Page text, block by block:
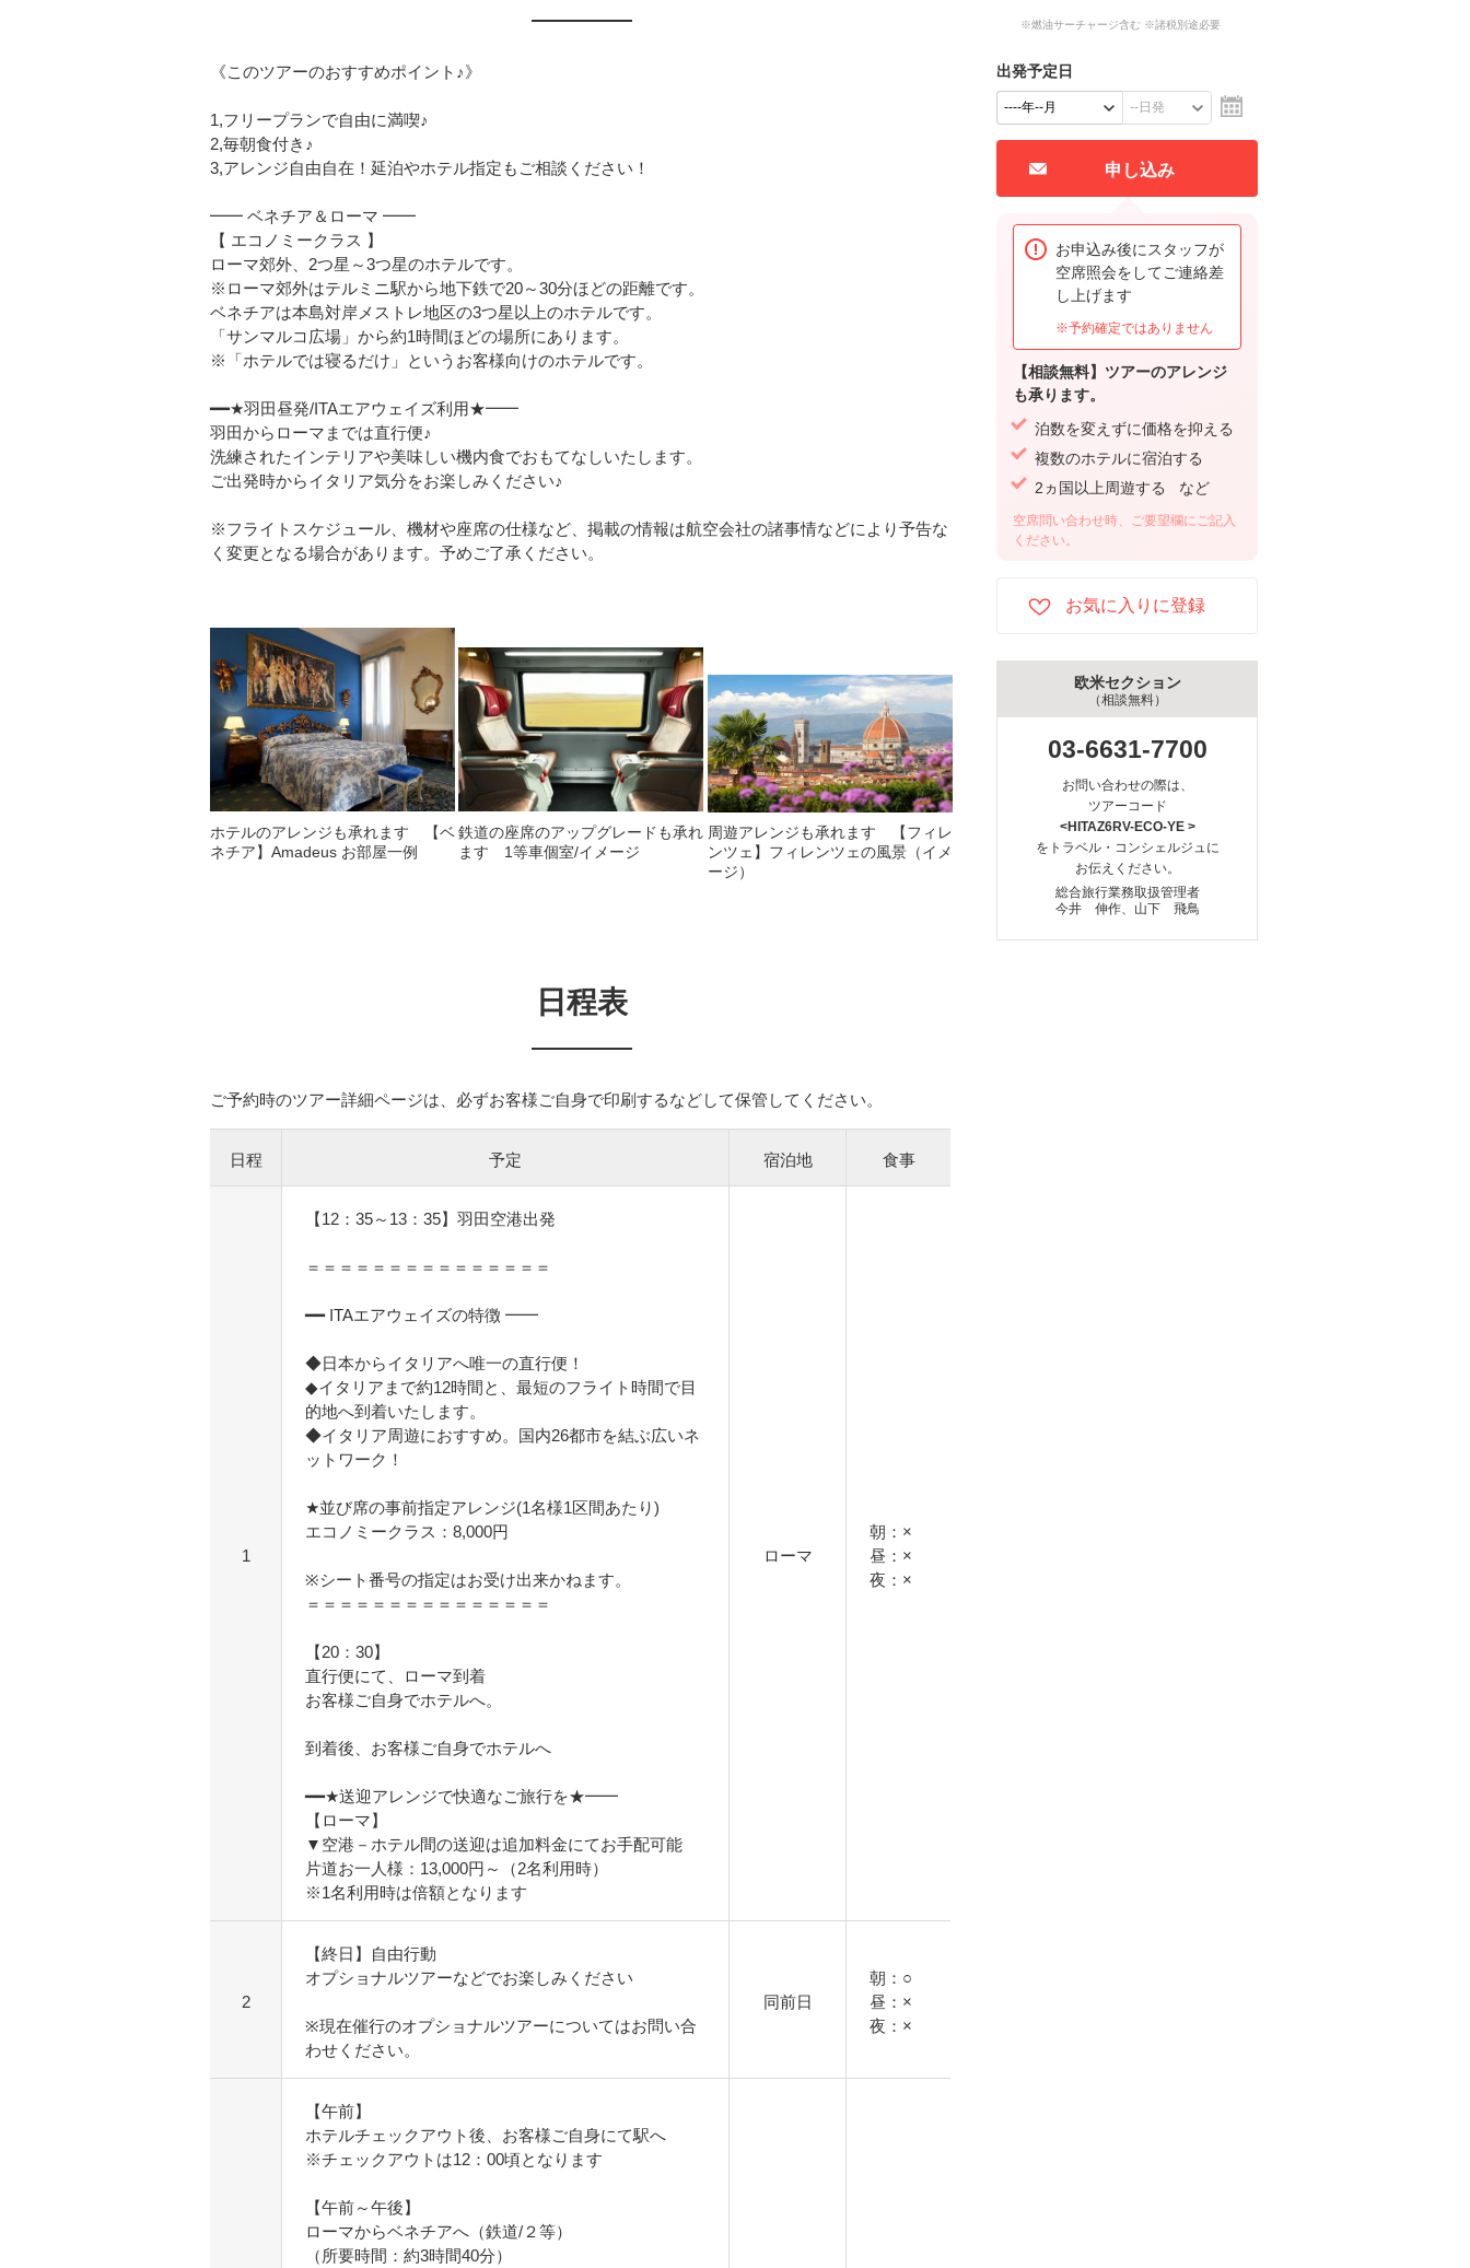
《このツアーのおすすめポイント♪》
1,フリープランで自由に満喫♪
2,毎朝食付き♪
3,アレンジ自由自在！延泊やホテル指定もご相談ください！
━━ ベネチア＆ローマ ━━
【 エコノミークラス 】
ローマ郊外、2つ星～3つ星のホテルです。
※ローマ郊外はテルミニ駅から地下鉄で20～30分ほどの距離です。
ベネチアは本島対岸メストレ地区の3つ星以上のホテルです。
「サンマルコ広場」から約1時間ほどの場所にあります。
※「ホテルでは寝るだけ」というお客様向けのホテルです。
━━★羽田昼発/ITAエアウェイズ利用★━━
羽田からローマまでは直行便♪
洗練されたインテリアや美味しい機内食でおもてなしいたします。
ご出発時からイタリア気分をお楽しみください♪
※フライトスケジュール、機材や座席の仕様など、掲載の情報は航空会社の諸事情などにより予告な
く変更となる場合があります。予めご了承ください。
ホテルのアレンジも承れます 【ベ
ネチア】Amadeus お部屋一例
鉄道の座席のアップグレードも承れ
ます 1等車個室/イメージ
周遊アレンジも承れます 【フィレ
ンツェ】フィレンツェの風景（イメ
ージ）
日程表
ご予約時のツアー詳細ページは、必ずお客様ご自身で印刷するなどして保管してください。
日程 予定 宿泊地 食事
1
【12：35～13：35】羽田空港出発
＝＝＝＝＝＝＝＝＝＝＝＝＝＝＝
━━ ITAエアウェイズの特徴 ━━
◆日本からイタリアへ唯一の直行便！
◆イタリアまで約12時間と、最短のフライト時間で目
的地へ到着いたします。
◆イタリア周遊におすすめ。国内26都市を結ぶ広いネ
ットワーク！
★並び席の事前指定アレンジ(1名様1区間あたり)
エコノミークラス：8,000円
※シート番号の指定はお受け出来かねます。
＝＝＝＝＝＝＝＝＝＝＝＝＝＝＝
【20：30】
直行便にて、ローマ到着
お客様ご自身でホテルへ。
到着後、お客様ご自身でホテルへ
━━★送迎アレンジで快適なご旅行を★━━
【ローマ】
▼空港－ホテル間の送迎は追加料金にてお手配可能
片道お一人様：13,000円～（2名利用時）
※1名利用時は倍額となります
ローマ
朝：×
昼：×
夜：×
2
【終日】自由行動
オプショナルツアーなどでお楽しみください
※現在催行のオプショナルツアーについてはお問い合
わせください。
同前日
朝：○
昼：×
夜：×
【午前】
ホテルチェックアウト後、お客様ご自身にて駅へ
※チェックアウトは12：00頃となります
【午前～午後】
ローマからベネチアへ（鉄道/２等）
（所要時間：約3時間40分）
※燃油サーチャージ含む ※諸税別途必要
出発予定日
申し込み
お申込み後にスタッフが
空席照会をしてご連絡差
し上げます
※予約確定ではありません
【相談無料】ツアーのアレンジ
も承ります。
泊数を変えずに価格を抑える
複数のホテルに宿泊する
2ヵ国以上周遊する など
空席問い合わせ時、ご要望欄にご記入
ください。
欧米セクション
（相談無料）
03-6631-7700
お問い合わせの際は、
ツアーコード
<HITAZ6RV-ECO-YE >
をトラベル・コンシェルジュに
お伝えください。
総合旅行業務取扱管理者
今井 伸作、山下 飛鳥